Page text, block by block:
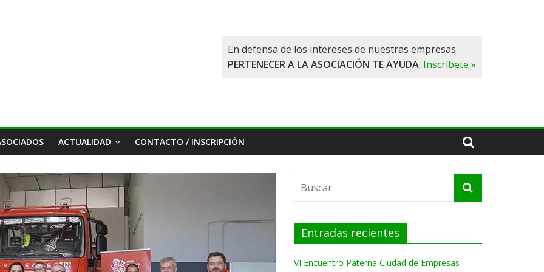
En defensa de los intereses de nuestras empresas
PERTENECER A LA ASOCIACIÓN TE AYUDA. Inscríbete »
ACTUALIDAD CONTACTO / INSCRIPCIÓN
Entradas recientes
VI Encuentro Paterna Ciudad de Empresas